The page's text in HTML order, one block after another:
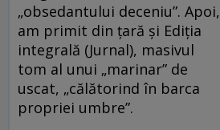
„obsedantului deceniu”. Apoi,
am primit din țară și Ediția
integrală (Jurnal), masivul
tom al unui „marinar” de
uscat, „călătorind în barca
propriei umbre”.